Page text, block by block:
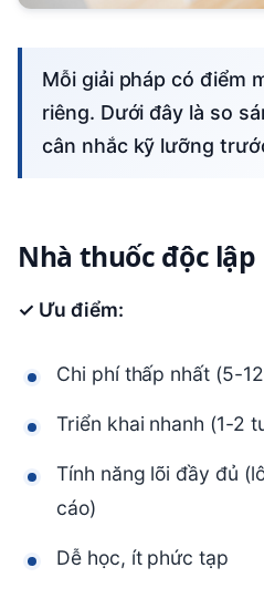
Mỗi giải pháp có điểm mạnh và hạn chế
riêng. Dưới đây là so
cân nhắc kỹ lưỡng
Nhà thuốc độc lập
✓ Ưu điểm:
Chi phí thấp nhất (5-
Triển khai nhanh (1-2
Tính năng lõi đầy đủ
cáo)
Dễ học, ít phức tạp